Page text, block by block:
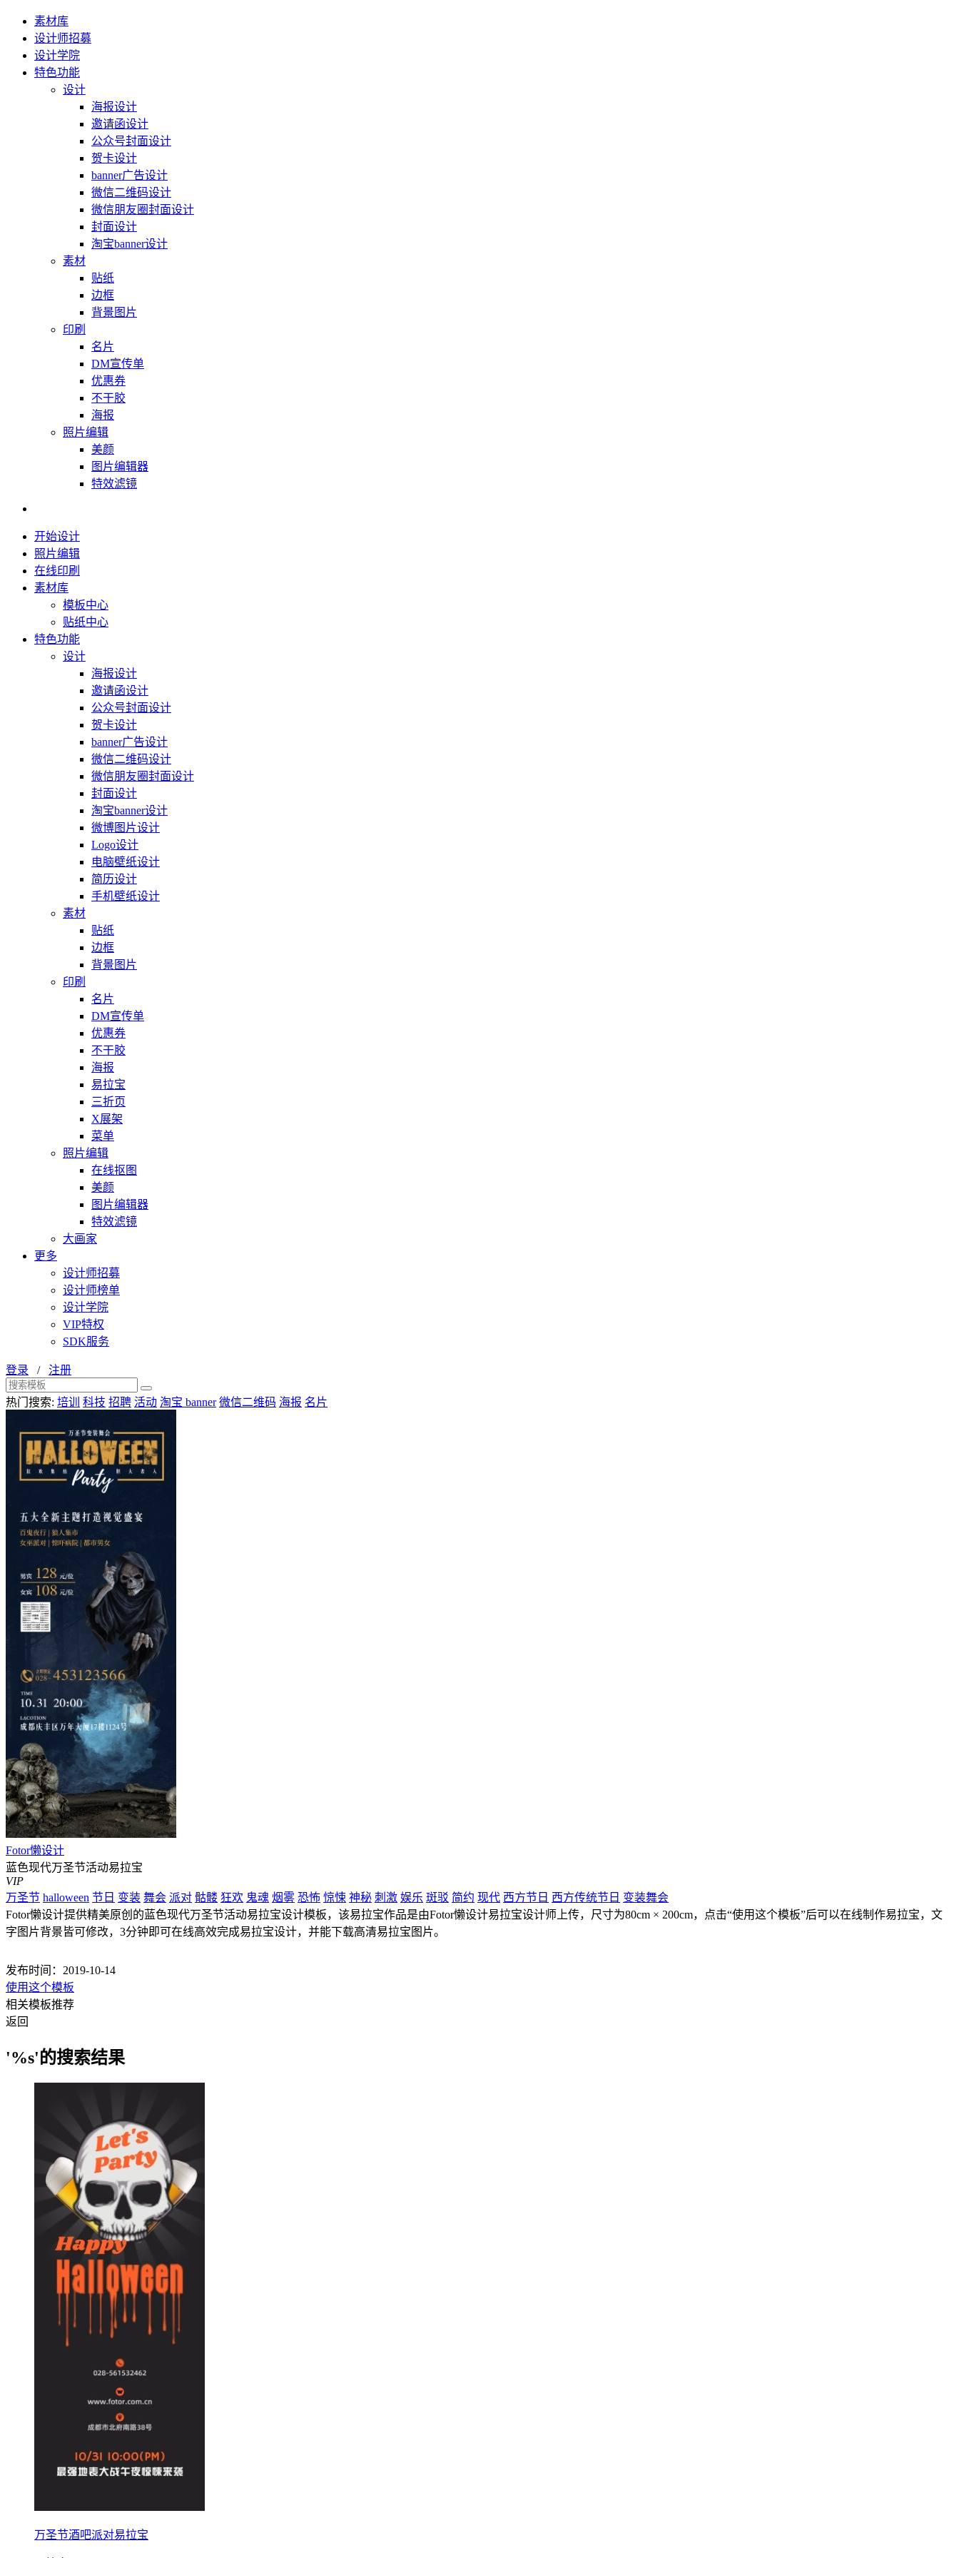
素材库
设计师招募
设计学院
特色功能
设计
海报设计
邀请函设计
公众号封面设计
贺卡设计
banner广告设计
微信二维码设计
微信朋友圈封面设计
封面设计
淘宝banner设计
素材
贴纸
边框
背景图片
印刷
名片
DM宣传单
优惠券
不干胶
海报
照片编辑
美颜
图片编辑器
特效滤镜
开始设计
照片编辑
在线印刷
素材库
模板中心
贴纸中心
特色功能
设计
海报设计
邀请函设计
公众号封面设计
贺卡设计
banner广告设计
微信二维码设计
微信朋友圈封面设计
封面设计
淘宝banner设计
微博图片设计
Logo设计
电脑壁纸设计
简历设计
手机壁纸设计
素材
贴纸
边框
背景图片
印刷
名片
DM宣传单
优惠券
不干胶
海报
易拉宝
三折页
X展架
菜单
照片编辑
在线抠图
美颜
图片编辑器
特效滤镜
大画家
更多
设计师招募
设计师榜单
设计学院
VIP特权
SDK服务
登录 / 注册
热门搜索: 培训 科技 招聘 活动 淘宝 banner 微信二维码 海报 名片
Fotor懒设计
蓝色现代万圣节活动易拉宝
VIP
万圣节 halloween 节日 变装 舞会 派对 骷髅 狂欢 鬼魂 烟雾 恐怖 惊悚 神秘 刺激 娱乐 斑驳 简约 现代 西方节日 西方传统节日 变装舞会
Fotor懒设计提供精美原创的蓝色现代万圣节活动易拉宝设计模板，该易拉宝作品是由Fotor懒设计易拉宝设计师上传，尺寸为80cm × 200cm，点击“使用这个模板”后可以在线制作易拉宝，文
字图片背景皆可修改，3分钟即可在线高效完成易拉宝设计，并能下载高清易拉宝图片。
发布时间：2019-10-14
使用这个模板
相关模板推荐
返回
'%s'的搜索结果
万圣节酒吧派对易拉宝